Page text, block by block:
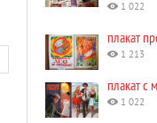
1 022
плакат
1 213
плакат с
1 022